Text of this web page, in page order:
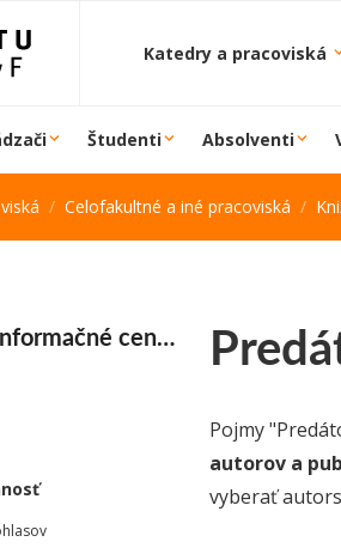
Katedry a pracoviská
Študenti Absolventi
Celofakultné a iné pracoviská
centrum
Pojmy
autorov a
vyberať